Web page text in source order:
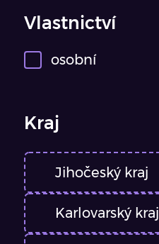
Vlastnictví
osobní
Kraj
Jihočeský kraj
Karlovarský kraj